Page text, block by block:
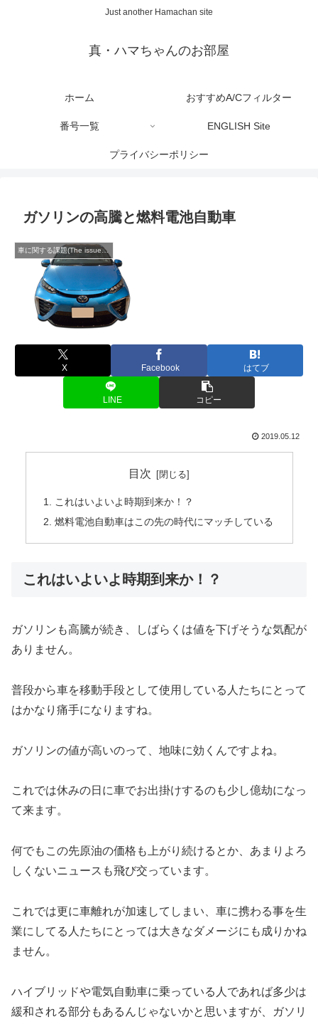
Just another Hamachan site
真・ハマちゃんのお部屋
ホーム おすすめA/Cフィルター
番号一覧 ENGLISH Site
プライバシーポリシー
ガソリンの高騰と燃料電池自動車
車に関する課題(The issue of cars)
X Facebook はてブ
LINE コピー
2019.05.12
目次
これはいよいよ時期到来か！？
燃料電池自動車はこの先の時代にマッチしている
これはいよいよ時期到来か！？
ガソリンも高騰が続き、しばらくは値を下げそうな気配が
ありません。
普段から車を移動手段として使用している人たちにとって
はかなり痛手になりますね。
ガソリンの値が高いのって、地味に効くんですよね。
これでは休みの日に車でお出掛けするのも少し億劫になっ
て来ます。
何でもこの先原油の価格も上がり続けるとか、あまりよろ
しくないニュースも飛び交っています。
これでは更に車離れが加速してしまい、車に携わる事を生
業にしてる人たちにとっては大きなダメージにも成りかね
ません。
ハイブリッドや電気自動車に乗っている人であれば多少は
緩和される部分もあるんじゃないかと思いますが、ガソリ